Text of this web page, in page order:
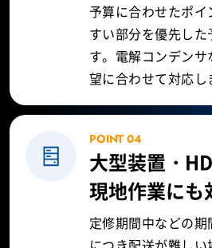
予算に合わせたポ
すい部分を優先し
す。電解コンデン
望に合わせて対応し
POINT 04
大型装置・
現地作業にも
定修期間中などの